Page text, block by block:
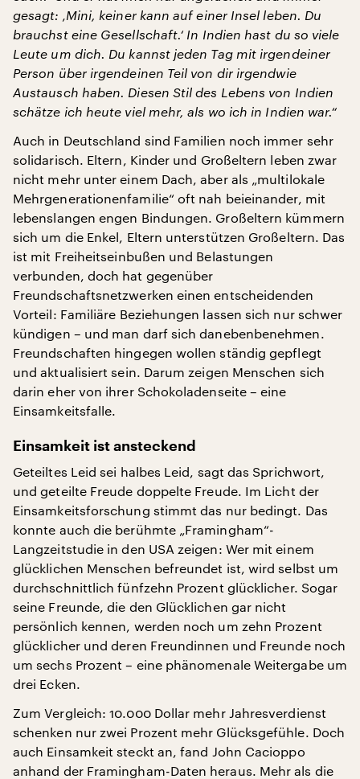
gesagt: ‚Mini, keiner kann auf einer Insel leben. Du
brauchst eine Gesellschaft.‘ In Indien hast du so viele
Leute um dich. Du kannst jeden Tag mit irgendeiner
Person über irgendeinen Teil von dir irgendwie
Austausch haben. Diesen Stil des Lebens von Indien
schätze ich heute viel mehr, als wo ich in Indien war.“
Auch in Deutschland sind Familien noch immer sehr
solidarisch. Eltern, Kinder und Großeltern leben zwar
nicht mehr unter einem Dach, aber als „multilokale
Mehrgenerationenfamilie“ oft nah beieinander, mit
lebenslangen engen Bindungen. Großeltern kümmern
sich um die Enkel, Eltern unterstützen Großeltern. Das
ist mit Freiheitseinbußen und Belastungen
verbunden, doch hat gegenüber
Freundschaftsnetzwerken einen entscheidenden
Vorteil: Familiäre Beziehungen lassen sich nur schwer
kündigen – und man darf sich danebenbenehmen.
Freundschaften hingegen wollen ständig gepflegt
und aktualisiert sein. Darum zeigen Menschen sich
darin eher von ihrer Schokoladenseite – eine
Einsamkeitsfalle.
Einsamkeit ist ansteckend
Geteiltes Leid sei halbes Leid, sagt das Sprichwort,
und geteilte Freude doppelte Freude. Im Licht der
Einsamkeitsforschung stimmt das nur bedingt. Das
konnte auch die berühmte „Framingham“-
Langzeitstudie in den USA zeigen: Wer mit einem
glücklichen Menschen befreundet ist, wird selbst um
durchschnittlich fünfzehn Prozent glücklicher. Sogar
seine Freunde, die den Glücklichen gar nicht
persönlich kennen, werden noch um zehn Prozent
glücklicher und deren Freundinnen und Freunde noch
um sechs Prozent – eine phänomenale Weitergabe um
drei Ecken.
Zum Vergleich: 10.000 Dollar mehr Jahresverdienst
schenken nur zwei Prozent mehr Glücksgefühle. Doch
auch Einsamkeit steckt an, fand John Cacioppo
anhand der Framingham-Daten heraus. Mehr als die